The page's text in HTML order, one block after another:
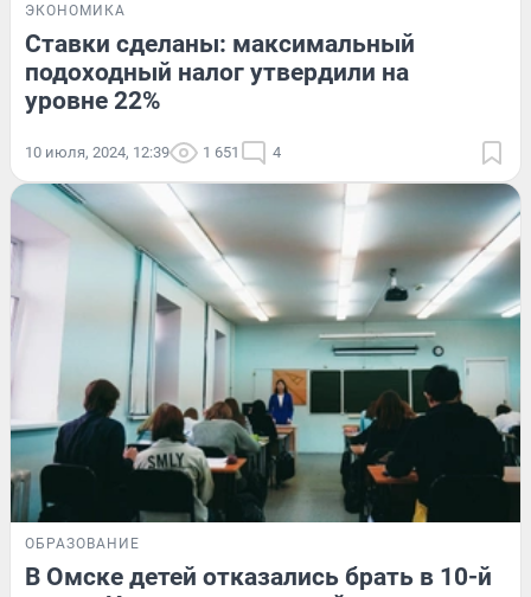
ЭКОНОМИКА
Ставки сделаны: максимальный
подоходный налог утвердили на
уровне 22%
10 июля, 2024, 12:39 1 651 4
ОБРАЗОВАНИЕ
В Омске детей отказались брать в 10-й